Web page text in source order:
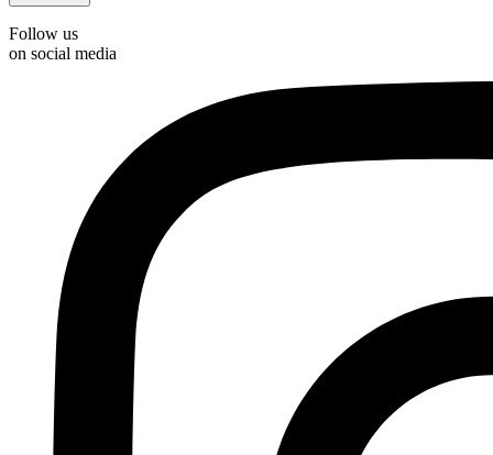
Follow us
on social media